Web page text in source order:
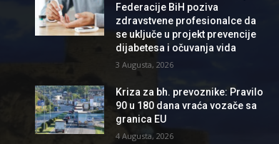
Federacije BiH poziva
zdravstvene profesionalce da
se uključe u projekt prevencije
dijabetesa i očuvanja vida
3 Augusta, 2026
Kriza za bh. prevoznike: Pravilo
90 u 180 dana vraća vozače sa
granica EU
4 Augusta, 2026